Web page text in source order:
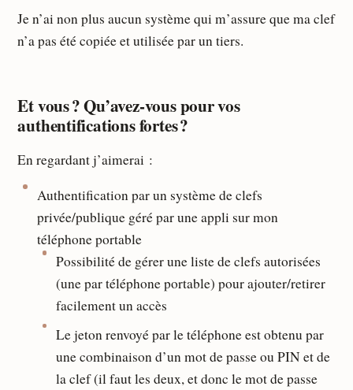
Je n’ai non plus aucun système qui m’assure que ma clef
n’a pas été copiée et utilisée par un tiers.
Et vous ? Qu’avez-vous pour vos
authentifications fortes ?
En regardant j’aimerai :
Authentification par un système de clefs
privée/publique géré par une appli sur mon
téléphone portable
Possibilité de gérer une liste de clefs autorisées
(une par téléphone portable) pour ajouter/retirer
facilement un accès
Le jeton renvoyé par le téléphone est obtenu par
une combinaison d’un mot de passe ou PIN et de
la clef (il faut les deux, et donc le mot de passe